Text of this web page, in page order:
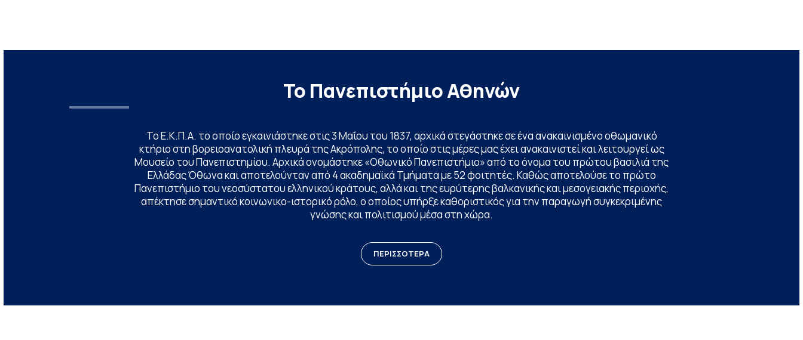
Το Πανεπιστήμιο Αθηνών
Το Ε.Κ.Π.Α. το οποίο εγκαινιάστηκε στις 3 Μαΐου του 1837, αρχικά στεγάστηκε σε ένα ανακαινισμένο οθωμανικό
κτήριο στη βορειοανατολική πλευρά της Ακρόπολης, το οποίο στις μέρες μας έχει ανακαινιστεί και λειτουργεί ως
Μουσείο του Πανεπιστημίου. Αρχικά ονομάστηκε «Οθωνικό Πανεπιστήμιο» από το όνομα του πρώτου βασιλιά της
Ελλάδας Όθωνα και αποτελούνταν από 4 ακαδημαϊκά Τμήματα με 52 φοιτητές. Καθώς αποτελούσε το πρώτο
Πανεπιστήμιο του νεοσύστατου ελληνικού κράτους, αλλά και της ευρύτερης βαλκανικής και μεσογειακής περιοχής,
απέκτησε σημαντικό κοινωνικο-ιστορικό ρόλο, ο οποίος υπήρξε καθοριστικός για την παραγωγή συγκεκριμένης
γνώσης και πολιτισμού μέσα στη χώρα.
ΠΕΡΙΣΣΟΤΕΡΑ